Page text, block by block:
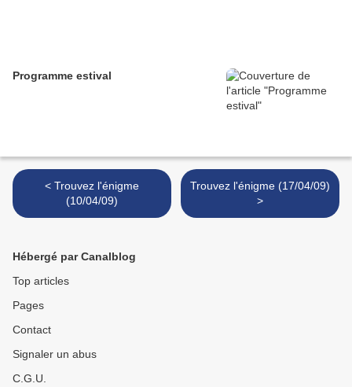
Programme estival
< Trouvez l'énigme
(10/04/09)
Trouvez l'énigme (17/04/09)
>
Hébergé par Canalblog
Top articles
Pages
Contact
Signaler un abus
C.G.U.